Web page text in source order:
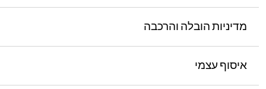
מדיניות הובלה והרכבה
איסוף עצמי